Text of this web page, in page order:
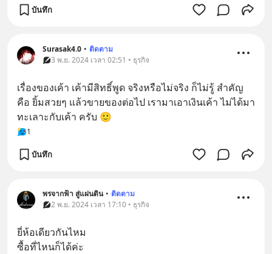
บันทึก
Surasak4.0 • ติดตาม
3 พ.ย. 2024 เวลา 02:51 • ธุรกิจ
เรื่องของเค้า เค้ามีสิทธิ์พูด จริงหรือไม่จริง ก็ไม่รู้ สำคัญ
คือ ยิ้มสวยๆ แล้วขายของต่อไป เรามาเอาเงินเค้า ไม่ได้มา
ทะเลาะกับเค้า ครับ 🙂
1
บันทึก
พรจากฟ้า สู่แผ่นดิน • ติดตาม
2 พ.ย. 2024 เวลา 17:10 • ธุรกิจ
ยี่ห้อเดียวกันไหม
ซื้อที่ไหนก็ได้ค่ะ